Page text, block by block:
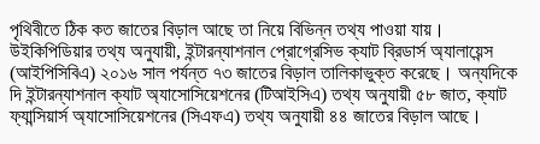
পৃথিবীতে ঠিক কত জাতের বিড়াল আছে তা নিয়ে বিভিন্ন তথ্য পাওয়া যায়।
উইকিপিডিয়ার তথ্য অনুযায়ী, ইন্টারন্যাশনাল প্রোগ্রেসিভ ক্যাট ব্রিডার্স অ্যালায়েন্স
(আইপিসিবিএ) ২০১৬ সাল পর্যন্ত ৭৩ জাতের বিড়াল তালিকাভুক্ত করেছে। অন্যদিকে
দি ইন্টারন্যাশনাল ক্যাট অ্যাসোসিয়েশনের (টিআইসিএ) তথ্য অনুযায়ী ৫৮ জাত, ক্যাট
ফ্যান্সিয়ার্স অ্যাসোসিয়েশনের (সিএফএ) তথ্য অনুযায়ী ৪৪ জাতের বিড়াল আছে।